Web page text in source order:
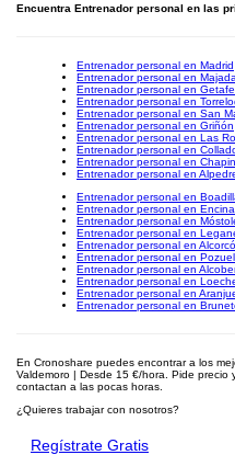
Encuentra Entrenador personal en las
Entrenador personal en Madrid
Entrenador personal en
Entrenador personal en Getafe
Entrenador personal en
Entrenador personal en San
Entrenador personal en Griñón
Entrenador personal en Las
Entrenador personal en
Entrenador personal en
Entrenador personal en
Entrenador personal en
Entrenador personal en
Entrenador personal en
Entrenador personal en
Entrenador personal en
Entrenador personal en
Entrenador personal en
Entrenador personal en
Entrenador personal en
Entrenador personal en
En Cronoshare puedes encontrar a los
Valdemoro | Desde 15 €/hora. Pide
contactan a las pocas horas.
¿Quieres trabajar con nosotros?
Regístrate Gratis